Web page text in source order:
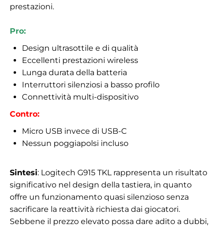
prestazioni.
Pro:
Design ultrasottile e di qualità
Eccellenti prestazioni wireless
Lunga durata della batteria
Interruttori silenziosi a basso profilo
Connettività multi-dispositivo
Contro:
Micro USB invece di USB-C
Nessun poggiapolsi incluso
Sintesi: Logitech G915 TKL rappresenta un risultato
significativo nel design della tastiera, in quanto
offre un funzionamento quasi silenzioso senza
sacrificare la reattività richiesta dai giocatori.
Sebbene il prezzo elevato possa dare adito a dubbi,